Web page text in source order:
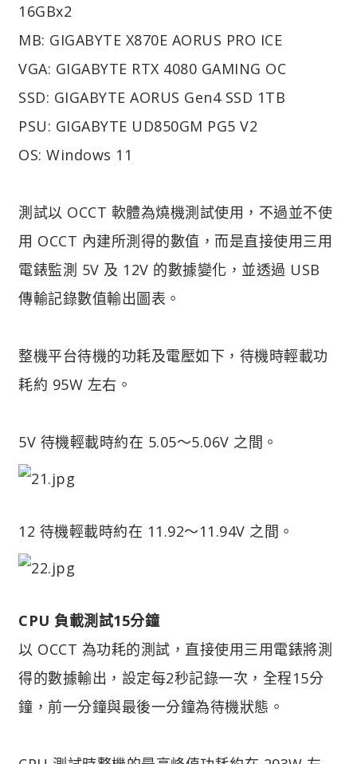
16GBx2
MB: GIGABYTE X870E AORUS PRO ICE
VGA: GIGABYTE RTX 4080 GAMING OC
SSD: GIGABYTE AORUS Gen4 SSD 1TB
PSU: GIGABYTE UD850GM PG5 V2
OS: Windows 11
測試以 OCCT 軟體為燒機測試使用，不過並不使
用 OCCT 內建所測得的數值，而是直接使用三用
電錶監測 5V 及 12V 的數據變化，並透過 USB
傳輸記錄數值輸出圖表。
整機平台待機的功耗及電壓如下，待機時輕載功
耗約 95W 左右。
5V 待機輕載時約在 5.05～5.06V 之間。
12 待機輕載時約在 11.92～11.94V 之間。
CPU 負載測試15分鐘
以 OCCT 為功耗的測試，直接使用三用電錶將測
得的數據輸出，設定每2秒記錄一次，全程15分
鐘，前一分鐘與最後一分鐘為待機狀態。